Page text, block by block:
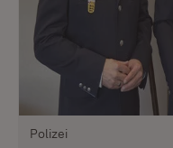
Polizei